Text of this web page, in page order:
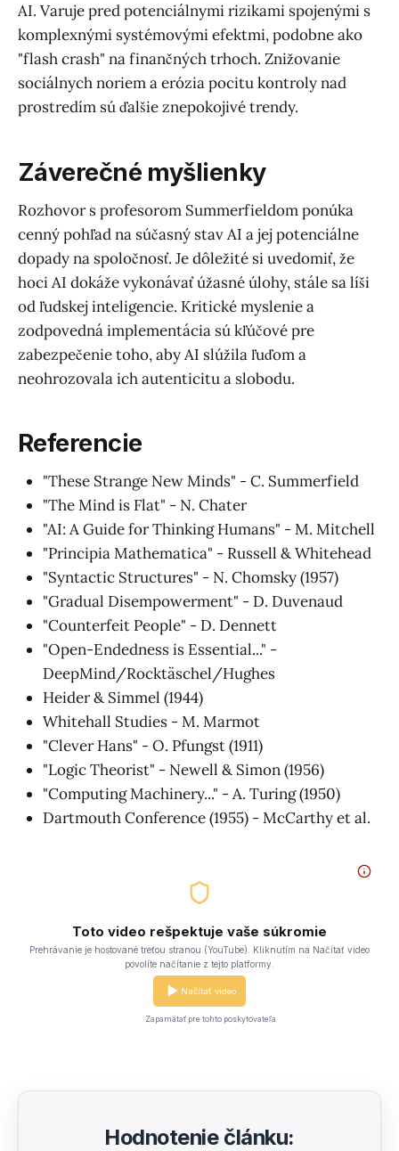
AI. Varuje pred potenciálnymi rizikami spojenými s
komplexnými systémovými efektmi, podobne ako
"flash crash" na finančných trhoch. Znižovanie
sociálnych noriem a erózia pocitu kontroly nad
prostredím sú ďalšie znepokojivé trendy.
Záverečné myšlienky
Rozhovor s profesorom Summerfieldom ponúka
cenný pohľad na súčasný stav AI a jej potenciálne
dopady na spoločnosť. Je dôležité si uvedomiť, že
hoci AI dokáže vykonávať úžasné úlohy, stále sa líši
od ľudskej inteligencie. Kritické myslenie a
zodpovedná implementácia sú kľúčové pre
zabezpečenie toho, aby AI slúžila ľuďom a
neohrozovala ich autenticitu a slobodu.
Referencie
"These Strange New Minds" - C. Summerfield
"The Mind is Flat" - N. Chater
"AI: A Guide for Thinking Humans" - M. Mitchell
"Principia Mathematica" - Russell & Whitehead
"Syntactic Structures" - N. Chomsky (1957)
"Gradual Disempowerment" - D. Duvenaud
"Counterfeit People" - D. Dennett
"Open-Endedness is Essential..." -
DeepMind/Rocktäschel/Hughes
Heider & Simmel (1944)
Whitehall Studies - M. Marmot
"Clever Hans" - O. Pfungst (1911)
"Logic Theorist" - Newell & Simon (1956)
"Computing Machinery..." - A. Turing (1950)
Dartmouth Conference (1955) - McCarthy et al.
Toto video rešpektuje vaše súkromie
Prehrávanie je hostované treťou stranou (YouTube). Kliknutím na Načítať video
povolíte načítanie z tejto platformy.
Načítať video
Zapamätať pre tohto poskytovateľa
Hodnotenie článku: